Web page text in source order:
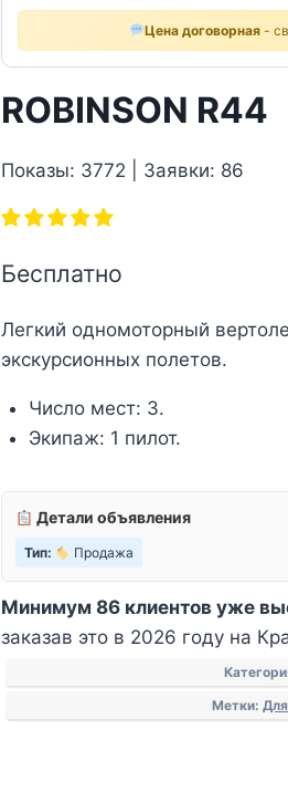
Цена договорная -
ROBINSON R44
Показы: 3772 | Заявки: 86
Бесплатно
Легкий одномоторный
экскурсионных полетов.
Число мест: 3.
Экипаж: 1 пилот.
Детали объявления
Тип: Продажа
Минимум 86 клиентов уже
заказав это в 2026 году на
Метки: